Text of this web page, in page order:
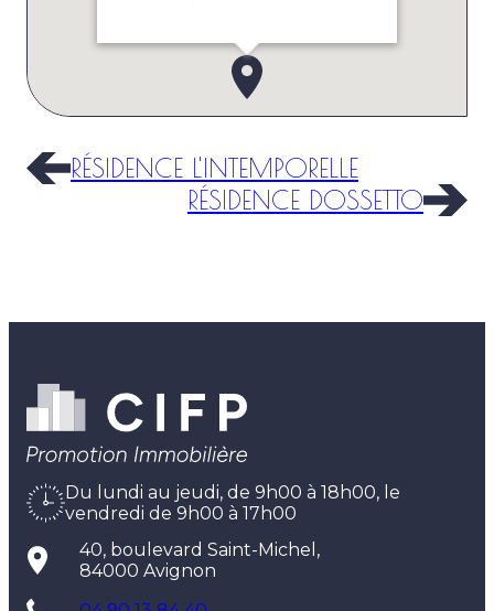
RÉSIDENCE L'INTEMPORELLE
RÉSIDENCE DOSSETTO
Du lundi au jeudi, de 9h00 à 18h00, le
vendredi de 9h00 à 17h00
40, boulevard Saint-Michel,
84000 Avignon